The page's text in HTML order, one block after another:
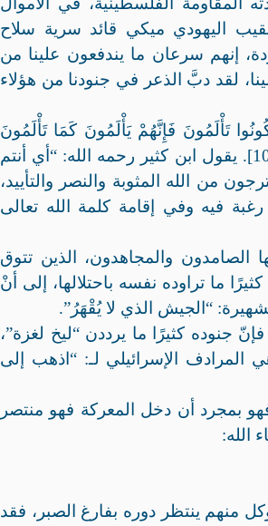
اليهودي ميكي قائد سرية سلاح
إنهم سرعان ما يندفعون علينا من
لقد دبَّ الذعر في جنودنا من هؤلاء
تَأْلَمُونَ فَإِنَّهُمْ يَأْلَمُونَ كَمَا تَأْلَمُونَ
وَتَرْجُونَ مِنَ اللَّهِ مَا لَا يَرْجُونَ وَكَانَ اللَّهُ عَلِيمًا حَكِيمًا} [النساء: 104]. يقول ابن كثير رحمه الله: “أي أنتم
من الله المثوبة والنصر والتأييد،
فيه وفي إقامة كلمة الله تعالى
الصامدون والمجاهدون، الذين تتوق
ما تراوده نفسه باحتلالها، إلى أنْ
“الجيش الذي لا يُقْهَرُ”.
جنوده كثيرًا ما يرددن “ليخ لغزة”،
المرادف الإسرائيلي لـ: “اذهب إلى
فهو بمجرد أن دخل المعركة فهو منتصر
الله:
منهم ينتظر دوره بفارغ الصبر، فقد